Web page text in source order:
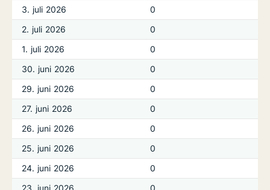
3. juli 2026
0
2. juli 2026
0
1. juli 2026
0
30. juni 2026
0
29. juni 2026
0
27. juni 2026
0
26. juni 2026
0
25. juni 2026
0
24. juni 2026
0
23. juni 2026
0